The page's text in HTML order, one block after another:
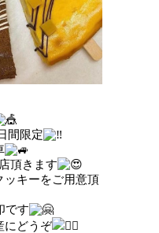
間限定
頂きます
ッキーをご用意頂
です
にどうぞ